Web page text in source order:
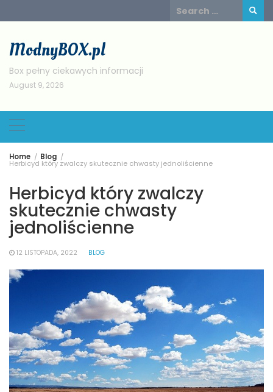
to
Search
for:
ModnyBOX.pl
Box pełny ciekawych informacji
August 9, 2026
Home Blog
Herbicyd który zwalczy skutecznie chwasty jednoliścienne
Herbicyd który zwalczy
skutecznie chwasty
jednoliścienne
12 LISTOPADA, 2022 BLOG